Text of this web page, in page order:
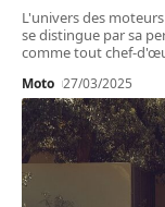
L'univers des
se distingue par sa
comme tout chef-
Moto 27/03/2025